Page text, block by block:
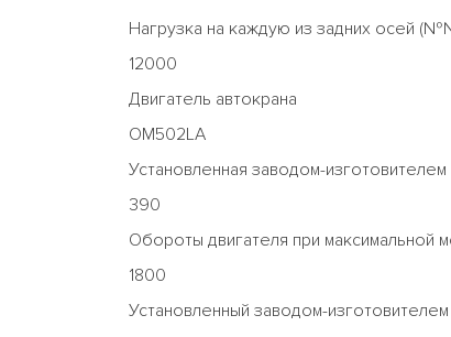
Нагрузка на каждую из задних осей
12000
Двигатель автокрана
OM502LA
Установленная заводом-
390
Обороты двигателя при максимальной
1800
Установленный заводом-